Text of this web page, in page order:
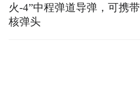
火-4”中程弹道导弹，可携带
核弹头